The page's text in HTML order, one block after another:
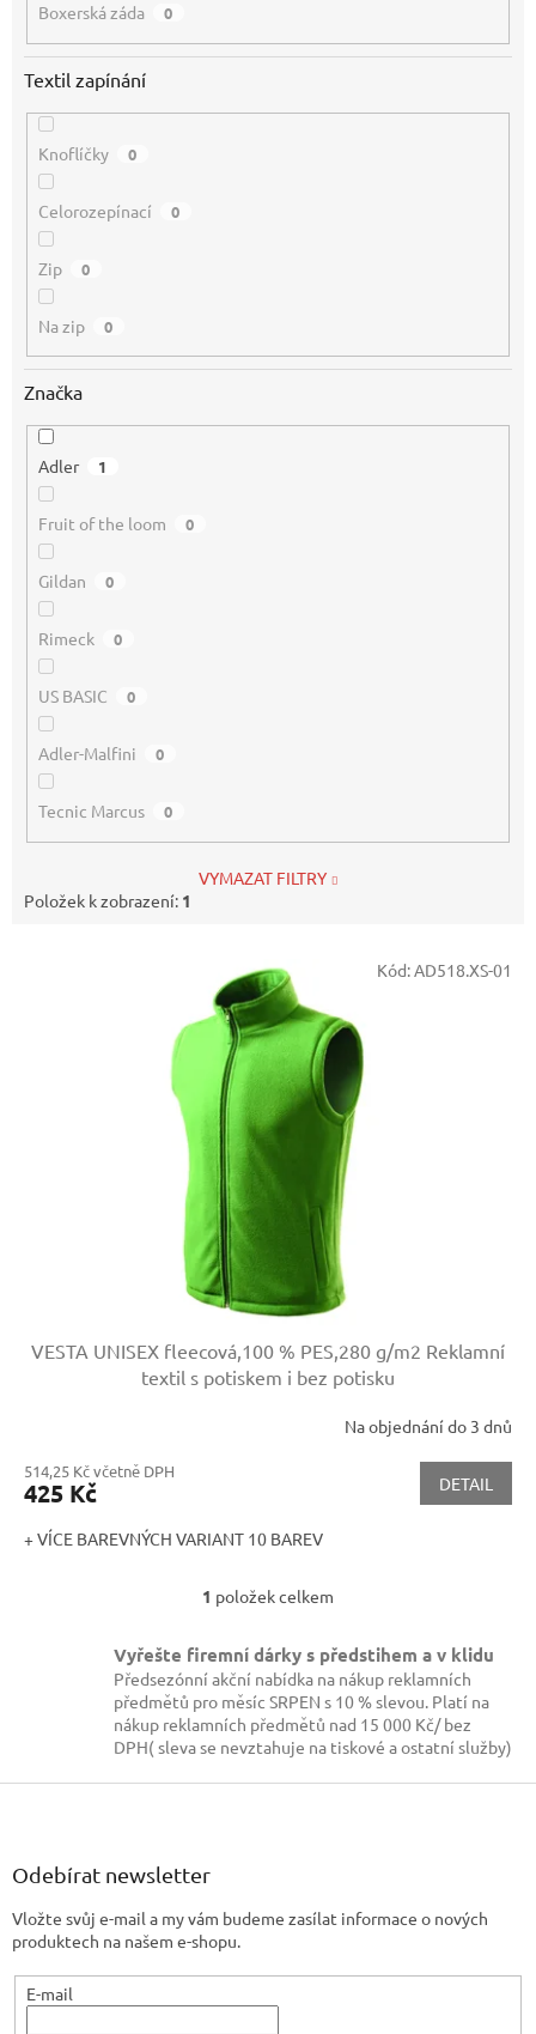
Boxerská záda 0
Textil zapínání
Knoflíčky 0
Celorozepínací 0
Zip 0
Na zip 0
Značka
Adler 1
Fruit of the loom 0
Gildan 0
Rimeck 0
US BASIC 0
Adler-Malfini 0
Tecnic Marcus 0
VYMAZAT FILTRY
Položek k zobrazení: 1
VESTA UNISEX fleecová,100 % PES,280 g/m2 Reklamní
textil s potiskem i bez potisku
Na objednání do 3 dnů
514,25 Kč včetně DPH
425 Kč DETAIL
+ VÍCE BAREVNÝCH VARIANT 10 BAREV
Kód:AD518.XS-01
O
l
á
d
a
c
p
ý
i
1 položek celkem
Vyřešte firemní dárky s předstihem a v klidu
Předsezónní akční nabídka na nákup reklamních
předmětů pro měsíc SRPEN s 10 % slevou. Platí na
nákup reklamních předmětů nad 15 000 Kč/ bez
DPH( sleva se nevztahuje na tiskové a ostatní služby)
Odebírat newsletter
Vložte svůj e-mail a my vám budeme zasílat informace o nových
produktech na našem e-shopu.
E-mail